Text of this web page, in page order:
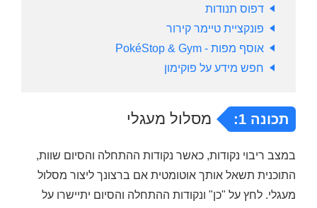
דפוס תנודות
פונקציית טיימר קירור
אוסף מפות - PokéStop & Gym
חפש מידע על פוקימון
תכונה 1: מסלול מעגלי
במצב ריבוי נקודות, כאשר נקודות ההתחלה והסיום שוות,
התוכנית תשאל אותך אוטומטית אם ברצונך ליצור מסלול
מעגלי. לחץ על "כן" ונקודות ההתחלה והסיום יתיישרו על